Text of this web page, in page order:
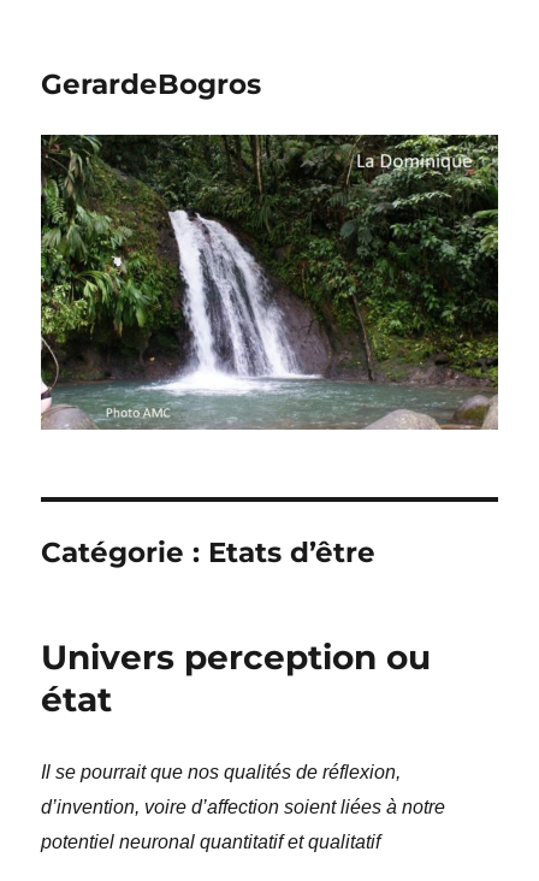
GerardeBogros
Catégorie : Etats d’être
Univers perception ou
état
Il se pourrait que nos qualités de réflexion,
d’invention, voire d’affection soient liées à notre
potentiel neuronal quantitatif et qualitatif